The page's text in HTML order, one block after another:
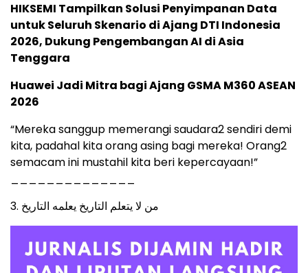
HIKSEMI Tampilkan Solusi Penyimpanan Data
untuk Seluruh Skenario di Ajang DTI Indonesia
2026, Dukung Pengembangan AI di Asia
Tenggara
Huawei Jadi Mitra bagi Ajang GSMA M360 ASEAN
2026
“Mereka sanggup memerangi saudara2 sendiri demi
kita, padahal kita orang asing bagi mereka! Orang2
semacam ini mustahil kita beri kepercayaan!”
3. من لا يتعلم التاريخ يعلمه التاريخ